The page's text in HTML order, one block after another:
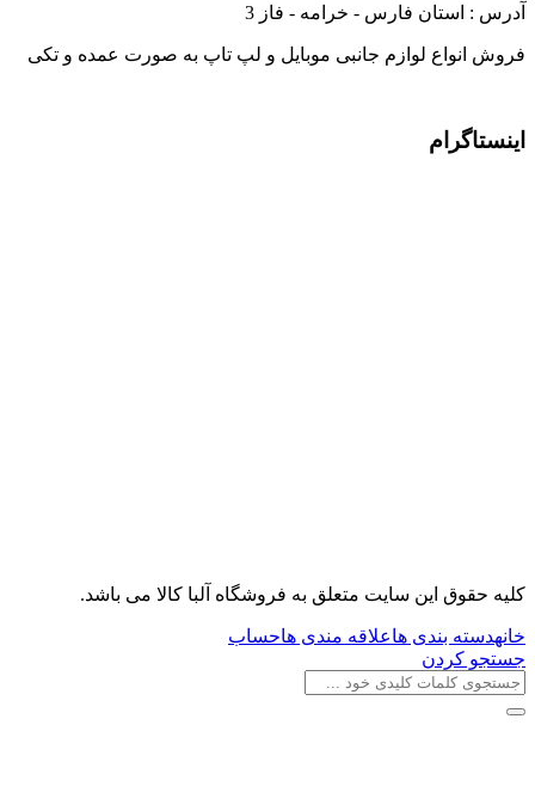
آدرس : استان فارس - خرامه - فاز 3
فروش انواع لوازم جانبی موبایل و لپ تاپ به صورت عمده و تکی
اینستاگرام
کليه حقوق اين سايت متعلق به فروشگاه آلبا کالا می باشد.
خانهدسته بندی هاعلاقه مندی هاحساب
جستجو کردن